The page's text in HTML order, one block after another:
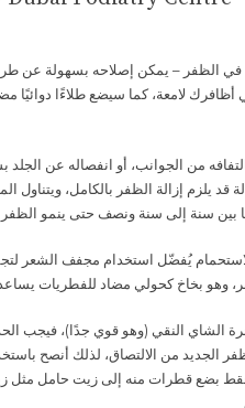
الظفر – يمكن إصلاحه بسهولة عن
أظافرك لامعة، كما سيضع طلاءًا
من الجوانب، أو انفصاله عن
يلزم إزالة الظفر بالكامل، ويتناول
يُفضّل استخدام مجفف الشعر
الشاي النقي (وهو قوي جدًا)، فيجب
الجديد من الالتصاق، لذلك أنصح
بضع قطرات منه إلى زيت حامل مثل